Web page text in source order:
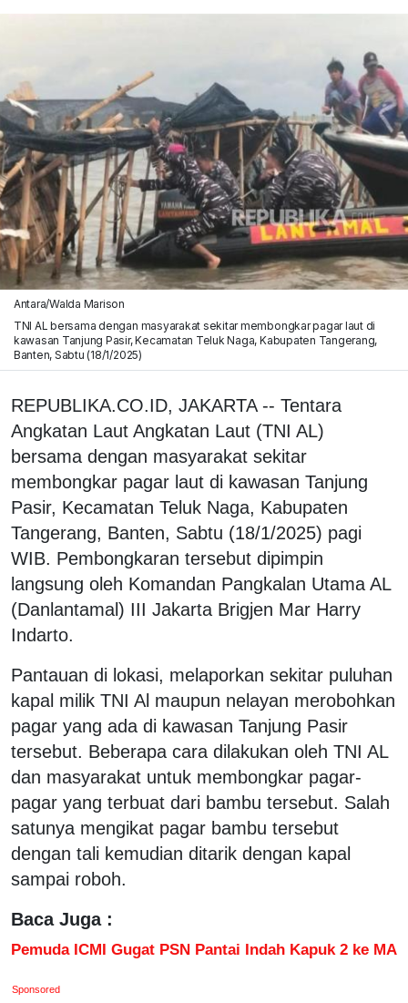
Antara/Walda Marison
TNI AL bersama dengan masyarakat sekitar membongkar pagar laut di
kawasan Tanjung Pasir, Kecamatan Teluk Naga, Kabupaten Tangerang,
Banten, Sabtu (18/1/2025)
REPUBLIKA.CO.ID, JAKARTA -- Tentara
Angkatan Laut Angkatan Laut (TNI AL)
bersama dengan masyarakat sekitar
membongkar pagar laut di kawasan Tanjung
Pasir, Kecamatan Teluk Naga, Kabupaten
Tangerang, Banten, Sabtu (18/1/2025) pagi
WIB. Pembongkaran tersebut dipimpin
langsung oleh Komandan Pangkalan Utama AL
(Danlantamal) III Jakarta Brigjen Mar Harry
Indarto.
Pantauan di lokasi, melaporkan sekitar puluhan
kapal milik TNI Al maupun nelayan merobohkan
pagar yang ada di kawasan Tanjung Pasir
tersebut. Beberapa cara dilakukan oleh TNI AL
dan masyarakat untuk membongkar pagar-
pagar yang terbuat dari bambu tersebut. Salah
satunya mengikat pagar bambu tersebut
dengan tali kemudian ditarik dengan kapal
sampai roboh.
Baca Juga :
Pemuda ICMI Gugat PSN Pantai Indah Kapuk 2 ke MA
Sponsored